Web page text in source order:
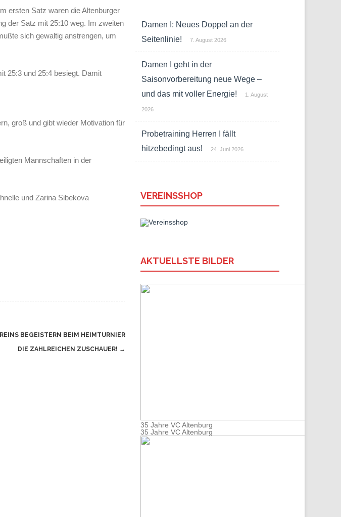
ersten Satz waren die Altenburger
der Satz mit 25:10 weg. Im zweiten
sich gewaltig anstrengen, um
25:3 und 25:4 besiegt. Damit
groß und gibt wieder Motivation für
Mannschaften in der
und Zarina Sibekova
BEGEISTERN BEIM HEIMTURNIER
DIE ZAHLREICHEN ZUSCHAUER! →
Damen I: Neues Doppel an der
Seitenlinie!
7. August 2026
Damen I geht in der
Saisonvorbereitung neue Wege –
und das mit voller Energie!
1. August
2026
Probetraining Herren I fällt
hitzebedingt aus!
24. Juni 2026
VEREINSSHOP
AKTUELLSTE BILDER
35 Jahre VC Altenburg
35 Jahre VC Altenburg